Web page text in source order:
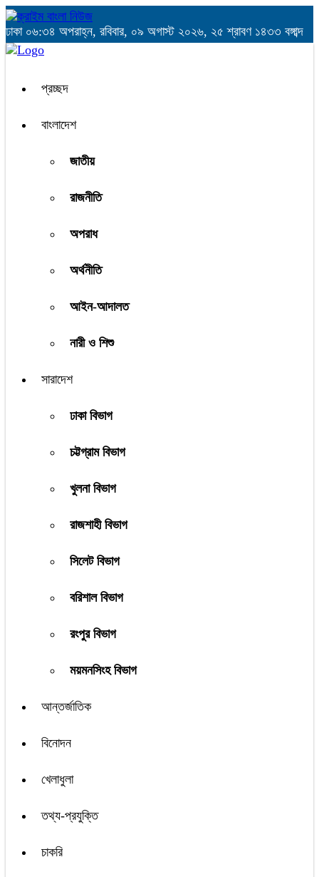
ঢাকা ০৬:৩৪ অপরাহ্ন, রবিবার, ০৯ অগাস্ট ২০২৬, ২৫ শ্রাবণ ১৪৩৩ বঙ্গাব্দ
প্রচ্ছদ
বাংলাদেশ
জাতীয়
রাজনীতি
অপরাধ
অর্থনীতি
আইন-আদালত
নারী ও শিশু
সারাদেশ
ঢাকা বিভাগ
চট্টগ্রাম বিভাগ
খুলনা বিভাগ
রাজশাহী বিভাগ
সিলেট বিভাগ
বরিশাল বিভাগ
রংপুর বিভাগ
ময়মনসিংহ বিভাগ
আন্তর্জাতিক
বিনোদন
খেলাধুলা
তথ্য-প্রযুক্তি
চাকরি